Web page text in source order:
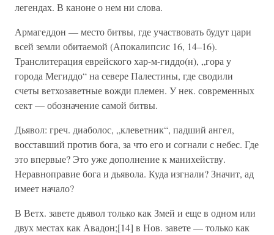
легендах. В каноне о нем ни слова.
Армагеддон — место битвы, где участвовать будут цари
всей земли обитаемой (Апокалипсис 16, 14–16).
Транслитерация еврейского хар-м-гиддо(н), „гора у
города Мегиддо“ на севере Палестины, где сводили
счеты ветхозаветные вожди племен. У нек. современных
сект — обозначение самой битвы.
Дьявол: греч. диаболос, „клеветник“, падший ангел,
восставший против бога, за что его и согнали с небес. Где
это впервые? Это уже дополнение к манихейству.
Неравноправие бога и дьявола. Куда изгнали? Значит, ад
имеет начало?
В Ветх. завете дьявол только как Змей и еще в одном или
двух местах как Авадон;[14] в Нов. завете — только как